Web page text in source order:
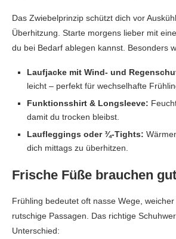
Das Zwiebelprinzip schützt dich vor
Überhitzung. Starte morgens lieber mit
du bei Bedarf ablegen kannst. Besonders
Laufjacke mit Wind- und
leicht – perfekt für wechselhafte
Funktionsshirt & Longsleeve:
damit du trocken bleibst.
Laufleggings oder ¾-Tights:
dich mittags zu überhitzen.
Frische Füße brauchen
Frühling bedeutet oft nasse Wege,
rutschige Passagen. Das richtige
Unterschied: